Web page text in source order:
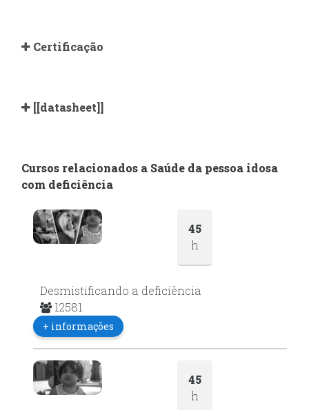
Certificação
[[datasheet]]
Cursos relacionados a Saúde da pessoa idosa
com deficiência
45
h
Desmistificando a deficiência
12581
+ informações
45
h